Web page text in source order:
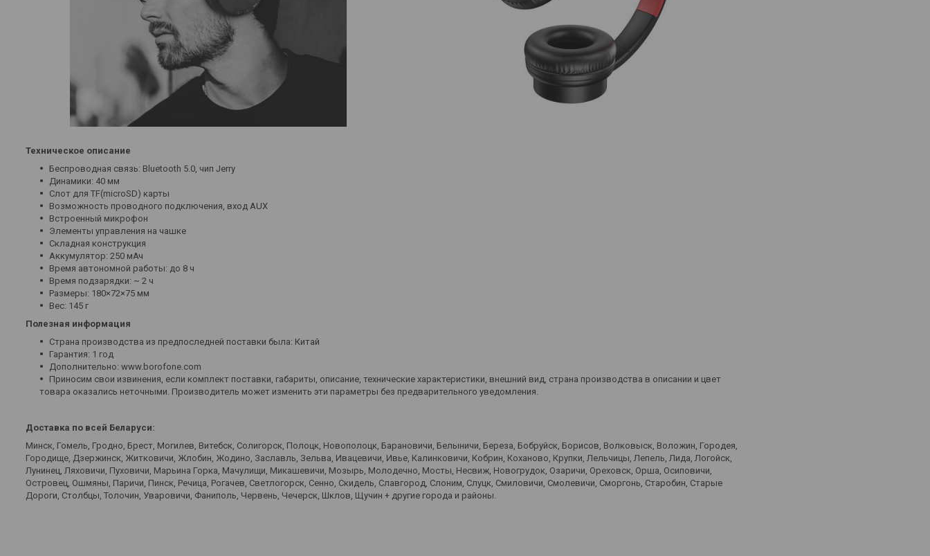
Техническое описание
Беспроводная связь: Bluetooth 5.0, чип Jerry
Динамики: 40 мм
Слот для TF(microSD) карты
Возможность проводного подключения, вход AUX
Встроенный микрофон
Элементы управления на чашке
Складная конструкция
Аккумулятор: 250 мАч
Время автономной работы: до 8 ч
Время подзарядки: ~ 2 ч
Размеры: 180×72×75 мм
Вес: 145 г
Полезная информация
Страна производства из предпоследней поставки была: Китай
Гарантия: 1 год
Дополнительно: www.borofone.com
Приносим свои извинения, если комплект поставки, габариты, описание, технические характеристики, внешний вид, страна производства в описании и цвет
товара оказались неточными. Производитель может изменить эти параметры без предварительного уведомления.
Доставка по всей Беларуси:
Минск, Гомель, Гродно, Брест, Могилев, Витебск, Солигорск, Полоцк, Новополоцк, Барановичи, Белыничи, Береза, Бобруйск, Борисов, Волковыск, Воложин, Городея,
Городище, Дзержинск, Житковичи, Жлобин, Жодино, Заславль, Зельва, Ивацевичи, Ивье, Калинковичи, Кобрин, Коханово, Крупки, Лельчицы, Лепель, Лида, Логойск,
Лунинец, Ляховичи, Пуховичи, Марьина Горка, Мачулищи, Микашевичи, Мозырь, Молодечно, Мосты, Несвиж, Новогрудок, Озаричи, Ореховск, Орша, Осиповичи,
Островец, Ошмяны, Паричи, Пинск, Речица, Рогачев, Светлогорск, Сенно, Скидель, Славгород, Слоним, Слуцк, Смиловичи, Смолевичи, Сморгонь, Старобин, Старые
Дороги, Столбцы, Толочин, Уваровичи, Фаниполь, Червень, Чечерск, Шклов, Щучин + другие города и районы.